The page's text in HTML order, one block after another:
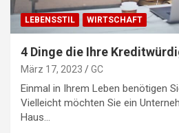
LEBENSSTIL WIRTSCHAFT
4 Dinge die Ihre
März 17, 2023 GC
Einmal in Ihrem Leben benötigen
Vielleicht möchten Sie ein
Haus…